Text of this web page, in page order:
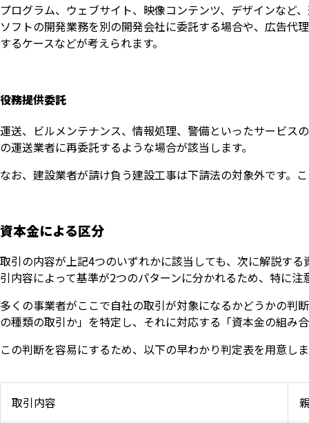
プログラム、ウェブサイト、映像コンテンツ、デザインなど
ソフトの開発業務を別の開発会社に委託する場合や、広告代
するケースなどが考えられます。
役務提供委託
運送、ビルメンテナンス、情報処理、警備といったサービス
の運送業者に再委託するような場合が該当します。
なお、建設業者が請け負う建設工事は下請法の対象外です。
資本金による区分
取引の内容が上記4つのいずれかに該当しても、次に解説す
引内容によって基準が2つのパターンに分かれるため、特に注
多くの事業者がここで自社の取引が対象になるかどうかの判
の種類の取引か」を特定し、それに対応する「資本金の組み
この判断を容易にするため、以下の早わかり判定表を用意し
取引内容